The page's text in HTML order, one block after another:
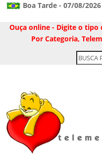
Boa Tarde - 07/08/
Ouça online - Digite o tipo
Por Categoria,